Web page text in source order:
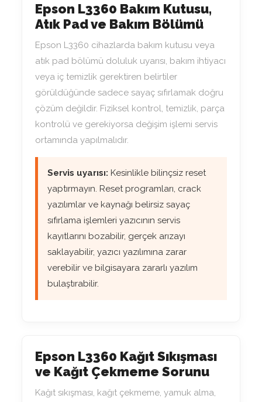
Epson L3360 Bakım Kutusu,
Atık Pad ve Bakım Bölümü
Epson L3360 cihazlarda bakım kutusu veya
atık pad bölümü doluluk uyarısı, bakım ihtiyacı
veya iç temizlik gerektiren belirtiler
görüldüğünde sadece sayaç sıfırlamak doğru
çözüm değildir. Fiziksel kontrol, temizlik, parça
kontrolü ve gerekiyorsa değişim işlemi servis
ortamında yapılmalıdır.
Servis uyarısı: Kesinlikle bilinçsiz reset
yaptırmayın. Reset programları, crack
yazılımlar ve kaynağı belirsiz sayaç
sıfırlama işlemleri yazıcının servis
kayıtlarını bozabilir, gerçek arızayı
saklayabilir, yazıcı yazılımına zarar
verebilir ve bilgisayara zararlı yazılım
bulaştırabilir.
Epson L3360 Kağıt Sıkışması
ve Kağıt Çekmeme Sorunu
Kağıt sıkışması, kağıt çekmeme, yamuk alma,